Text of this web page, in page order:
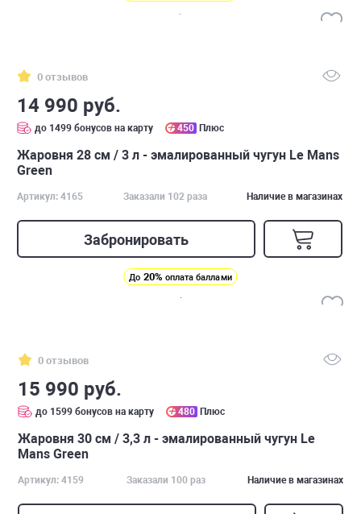
0 отзывов
14 990 руб.
до 1499 бонусов на карту 450 Плюс
Жаровня 28 см / 3 л - эмалированный чугун Le Mans
Green
Артикул: 4165 Заказали 102 раза Наличие в магазинах
Забронировать
До 20% оплата баллами
0 отзывов
15 990 руб.
до 1599 бонусов на карту 480 Плюс
Жаровня 30 см / 3,3 л - эмалированный чугун Le
Mans Green
Артикул: 4159 Заказали 100 раз Наличие в магазинах